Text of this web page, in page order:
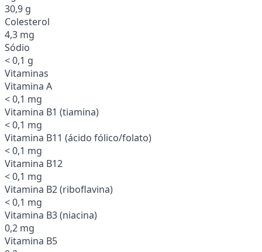
30,9 g
Colesterol
4,3 mg
Sódio
< 0,1 g
Vitaminas
Vitamina A
< 0,1 mg
Vitamina B1 (tiamina)
< 0,1 mg
Vitamina B11 (ácido fólico/folato)
< 0,1 mg
Vitamina B12
< 0,1 mg
Vitamina B2 (riboflavina)
< 0,1 mg
Vitamina B3 (niacina)
0,2 mg
Vitamina B5